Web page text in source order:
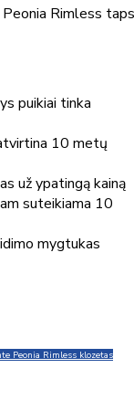
Rimless taps
puikiai tinka
10 metų
už ypatingą kainą
suteikiama 10
mygtukas
Peonia Rimless klozetas